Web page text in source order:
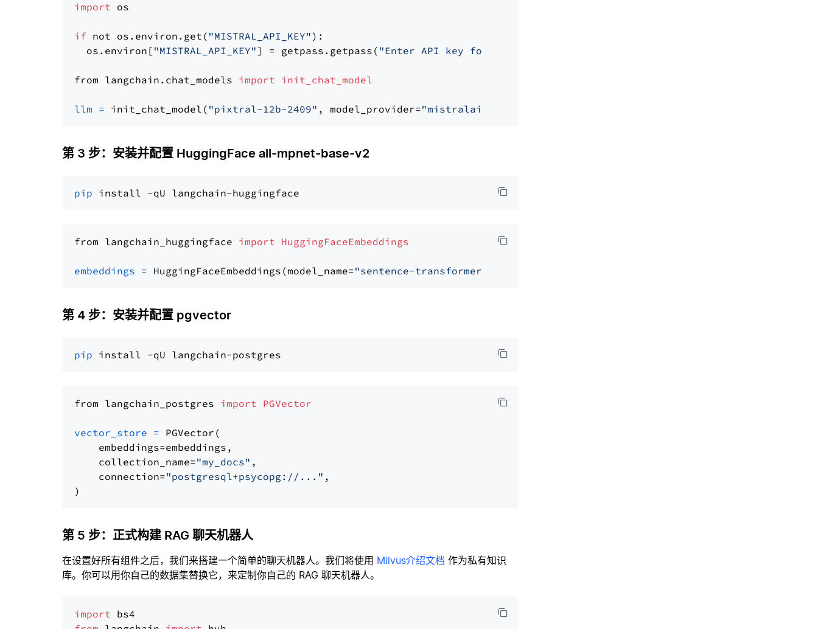
import os
if not os.environ.get( "MISTRAL_API_KEY" ):
  os.environ[
"MISTRAL_API_KEY"] = getpass.getpass( "Enter API key for Mistral AI: "
from langchain.chat_models import init_chat_model
llm = init_chat_model( "pixtral-12b-2409" , model_provider="mistralai"
第 3 步：安装并配置 HuggingFace all-mpnet-base-v2
pip
from langchain_huggingface import HuggingFaceEmbeddings
embeddings = HuggingFaceEmbeddings(model_name="sentence-transformers/all-mpnet-base-v2"
第 4 步：安装并配置 pgvector
pip
from langchain_postgres import PGVector
vector_store = PGVector(
    embeddings=embeddings,
    collection_name=
"my_docs" ,
    connection=
"postgresql+psycopg://..." ,
第 5 步：正式构建 RAG 聊天机器人
在设置好所有组件之后，我们来搭建一个简单的聊天机器人。我们将使用 Milvus介绍文档 作为私有知识
库。你可以用你自己的数据集替换它，来定制你自己的 RAG 聊天机器人。
import